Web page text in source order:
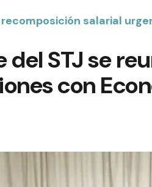
salarial
del STJ se
con